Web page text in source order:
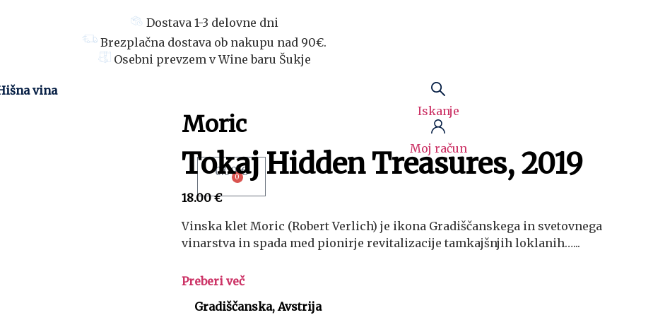
Dostava 1-3 delovne dni
Brezplačna dostava ob nakupu nad 90€.
Osebni prevzem v Wine baru Šukje
vina
Iskanje
Moj račun
0.00€
0
Moric
Tokaj Hidden Treasures, 2019
18.00€
Vinska klet Moric (Robert Verlich) je ikona Gradiščanskega in svetovnega
vinarstva in spada med pionirje revitalizacije tamkajšnjih loklanih…
Preberi več
Gradiščanska, Avstrija